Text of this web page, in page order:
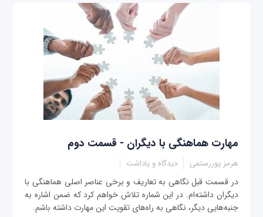
مهارت هماهنگی با دیگران - قسمت دوم
هرمز پوررستمی دیدگاه و یاداشت
در قسمت قبل نگاهی به تعاریف و برخی عناصر اصلی هماهنگی با
دیگران داشته‌ام. در این شماره تلاش خواهم کرد که ضمن اشاره به
جنبه‌هایی دیگر، نگاهی به راه‌های تقویت این مهارت داشته باشم.